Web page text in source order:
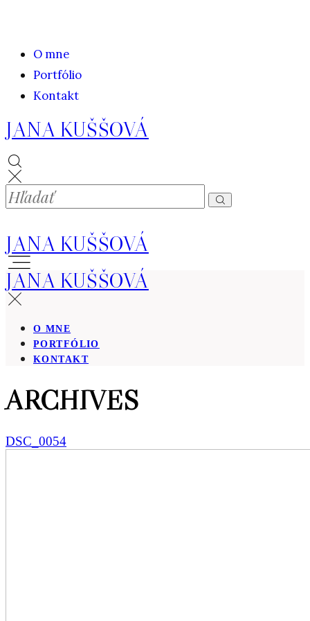
O mne
Portfólio
Kontakt
JANA KUŠŠOVÁ
JANA KUŠŠOVÁ
JANA KUŠŠOVÁ
O MNE
PORTFÓLIO
KONTAKT
ARCHIVES
DSC_0054